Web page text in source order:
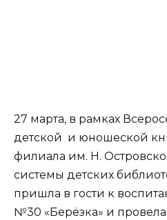
27 марта, в рамках
детской и юношеской
филиала им. Н.
системы детских
пришла в гости к
№30 «Берёзка» и